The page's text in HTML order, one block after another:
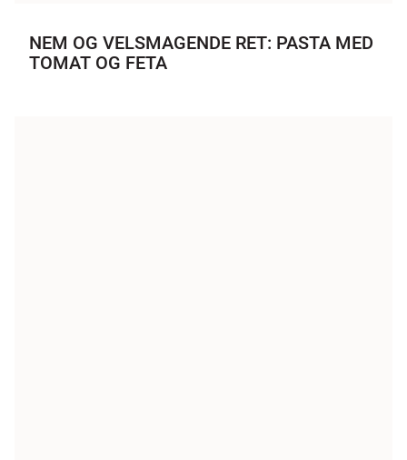
NEM OG VELSMAGENDE RET: PASTA MED
TOMAT OG FETA